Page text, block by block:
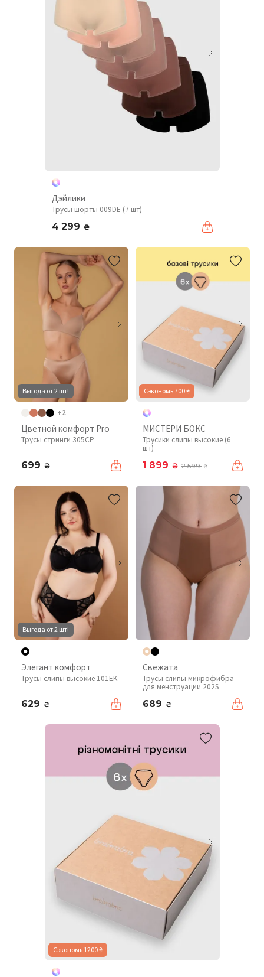
Дэйлики
Трусы шорты 009DE (7 шт)
4 299 ₴
Выгода от 2 шт!
+2
Цветной комфорт Pro
Трусы стринги 305CP
699 ₴
Сэкономь 700 ₴
МИСТЕРИ БОКС
Трусики слипы высокие (6
шт)
1 899 ₴ 2 599₴
Выгода от 2 шт!
Элегант комфорт
Трусы слипы высокие 101EK
629 ₴
Свежата
Трусы слипы микрофибра
для менструации 202S
689 ₴
Сэкономь 1200 ₴